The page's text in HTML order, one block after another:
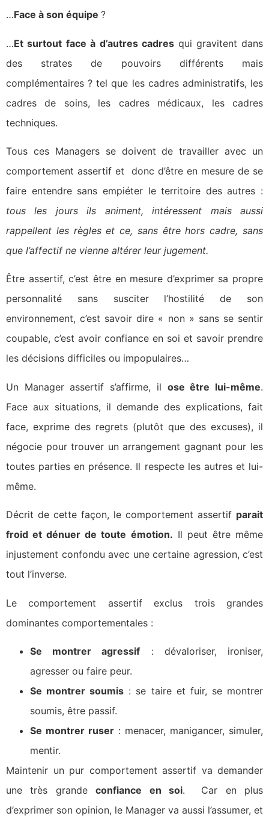
…Face à son équipe ?
…Et surtout face à d’autres cadresqui gravitent dans
des strates de pouvoirs différents mais
complémentaires ? tel que les cadres administratifs, les
cadres de soins, les cadres médicaux, les cadres
techniques.
Tous ces Managers se doivent de travailler avec un
comportement assertif et donc d’être en mesure de se
faire entendre sans empiéter le territoire des autres :
tous les jours ils animent, intéressent mais aussi
rappellent les règles et ce, sans être hors cadre, sans
que l’affectif ne vienne altérer leur jugement.
Être assertif, c’est être en mesure d’exprimer sa propre
personnalité sans susciter l’hostilité de son
environnement, c’est savoir dire « non » sans se sentir
coupable, c’est avoir confiance en soi et savoir prendre
les décisions difficiles ou impopulaires…
Un Manager assertif s’affirme, il ose être lui-même.
Face aux situations, il demande des explications, fait
face, exprime des regrets (plutôt que des excuses), il
négocie pour trouver un arrangement gagnant pour les
toutes parties en présence. Il respecte les autres et lui-
même.
Décrit de cette façon, le comportement assertif parait
froid et dénuer de toute émotion. Il peut être même
injustement confondu avec une certaine agression, c’est
tout l’inverse.
Le comportement assertif exclus trois grandes
dominantes comportementales :
Se montrer agressif : dévaloriser, ironiser,
agresser ou faire peur.
Se montrer soumis : se taire et fuir, se montrer
soumis, être passif.
Se montrer ruser : menacer, manigancer, simuler,
mentir.
Maintenir un pur comportement assertif va demander
une très grandeconfiance en soi. Car en plus
d’exprimer son opinion, le Manager va aussi l’assumer, et